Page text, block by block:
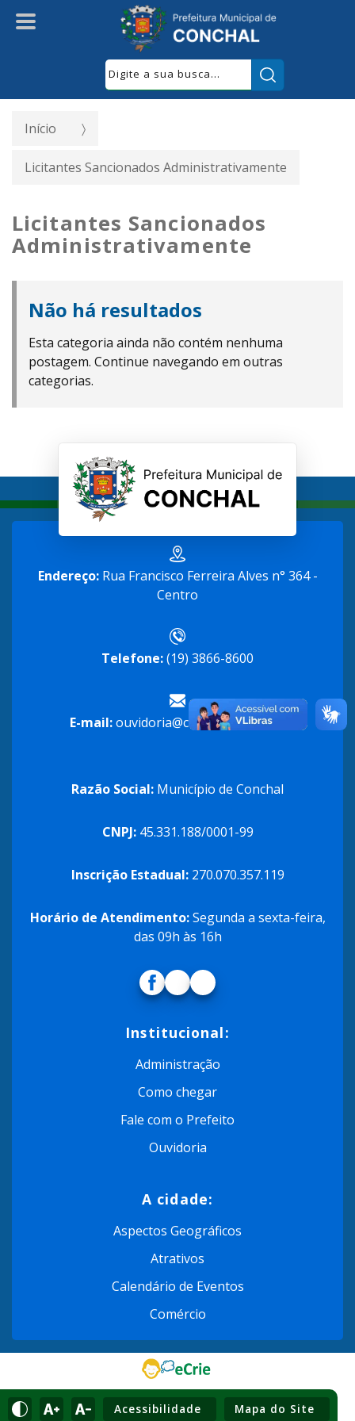
Acessibilidade Mapa do Site
Início
Licitantes Sancionados Administrativamente
Licitantes Sancionados
Administrativamente
Não há resultados
Esta categoria ainda não contém nenhuma
postagem. Continue navegando em outras
categorias.
Endereço:Rua Francisco Ferreira Alves n° 364 -
Centro
Telefone:(19) 3866-8600
E-mail:ouvidoria@conchal.sp.gov.br
Razão Social: Município de Conchal
CNPJ:45.331.188/0001-99
Inscrição Estadual:270.070.357.119
Horário de Atendimento:Segunda a sexta-feira,
das 09h às 16h
Institucional:
Administração
Como chegar
Fale com o Prefeito
Ouvidoria
A cidade:
Aspectos Geográficos
Atrativos
Calendário de Eventos
Comércio